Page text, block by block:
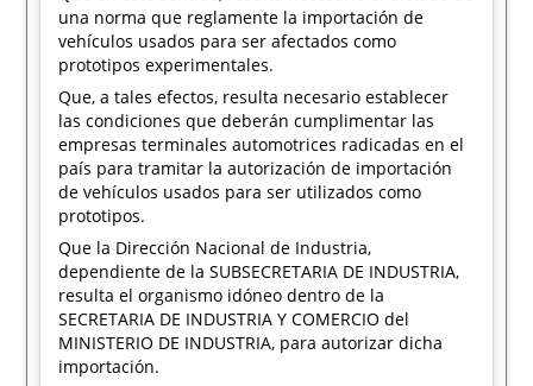
una norma que reglamente la importación de
vehículos usados para ser afectados como
prototipos experimentales.
Que, a tales efectos, resulta necesario establecer
las condiciones que deberán cumplimentar las
empresas terminales automotrices radicadas en el
país para tramitar la autorización de importación
de vehículos usados para ser utilizados como
prototipos.
Que la Dirección Nacional de Industria,
dependiente de la SUBSECRETARIA DE INDUSTRIA,
resulta el organismo idóneo dentro de la
SECRETARIA DE INDUSTRIA Y COMERCIO del
MINISTERIO DE INDUSTRIA, para autorizar dicha
importación.